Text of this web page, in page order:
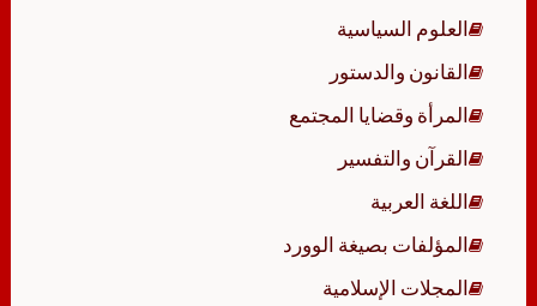
العلوم السياسية
القانون والدستور
المرأة وقضايا المجتمع
القرآن والتفسير
اللغة العربية
المؤلفات بصيغة الوورد
المجلات الإسلامية